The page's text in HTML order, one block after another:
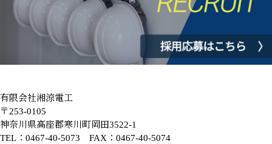
有限会社湘涼電工
〒253-0105
神奈川県高座郡寒川町岡田3522-1
TEL：0467-40-5073 FAX：0467-40-5074